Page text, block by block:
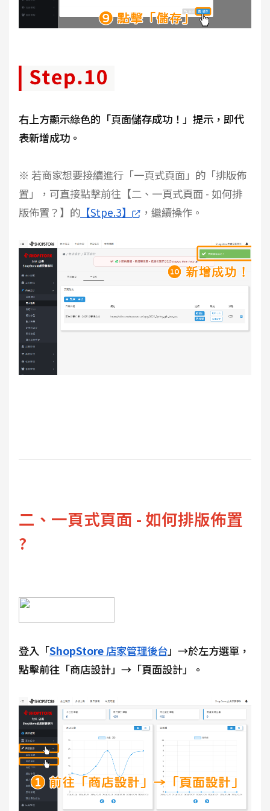
右上方顯示綠色的「頁面儲存成功！」提示，即代
表新增成功。
※ 若商家想要接續進行「一頁式頁面」的「排版佈
置」，可直接點擊前往【二、一頁式頁面 - 如何排
版佈置？】的 【Stpe.3】 ，繼續操作。
二、一頁式頁面 - 如何排版佈置
?
登入「ShopStore 店家管理後台」→於左方選單，
點擊前往「商店設計」→「頁面設計」。